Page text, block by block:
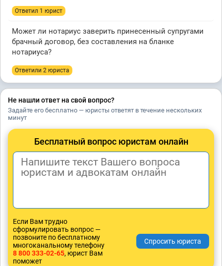
Ответил 1 юрист
Может ли нотариус заверить принесенный супругами
брачный договор, без составления на бланке
нотариуса?
Ответили 2 юристa
Не нашли ответ на свой вопрос?
Задайте его бесплатно — юристы ответят в течение нескольких
минут
Бесплатный вопрос юристам онлайн
Если Вам трудно
сформулировать вопрос —
позвоните по бесплатному
многоканальному телефону
8 800 333-02-65, юрист Вам
поможет